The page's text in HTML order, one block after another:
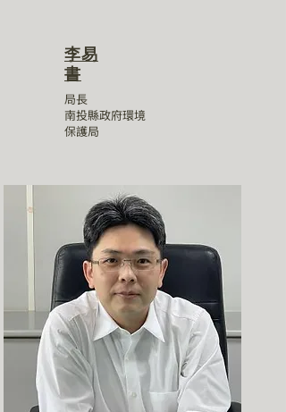
李易
書
局長
南投縣政府環境
保護局